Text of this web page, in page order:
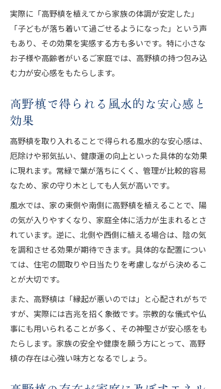
実際に「高野槙を植えてから家族の体調が安定した」
「子どもが落ち着いて過ごせるようになった」という声
もあり、その効果を実感する方も多いです。特に小さな
お子様や高齢者がいるご家庭では、高野槙の持つ包み込
む力が安心感をもたらします。
高野槙で得られる風水的な安心感と
効果
高野槙を取り入れることで得られる風水的な安心感は、
厄除けや邪気払い、健康運の向上といった具体的な効果
に現れます。常緑で葉が落ちにくく、管理が比較的容易
なため、家の守り木としても人気が高いです。
風水では、家の東側や南側に高野槙を植えることで、陽
の気が入りやすくなり、家庭全体に活力が生まれるとさ
れています。逆に、北側や西側に植える場合は、陰の気
を調和させる効果が期待できます。具体的な配置につい
ては、住宅の間取りや日当たりを考慮しながら決めるこ
とが大切です。
また、高野槙は「縁起が悪いのでは」と心配されがちで
すが、実際には吉兆を招く象徴です。宗教的な儀式や仏
事にも用いられることが多く、その神聖さが安心感をも
たらします。家族の安全や健康を願う方にとって、高野
槙の存在は心強い味方となるでしょう。